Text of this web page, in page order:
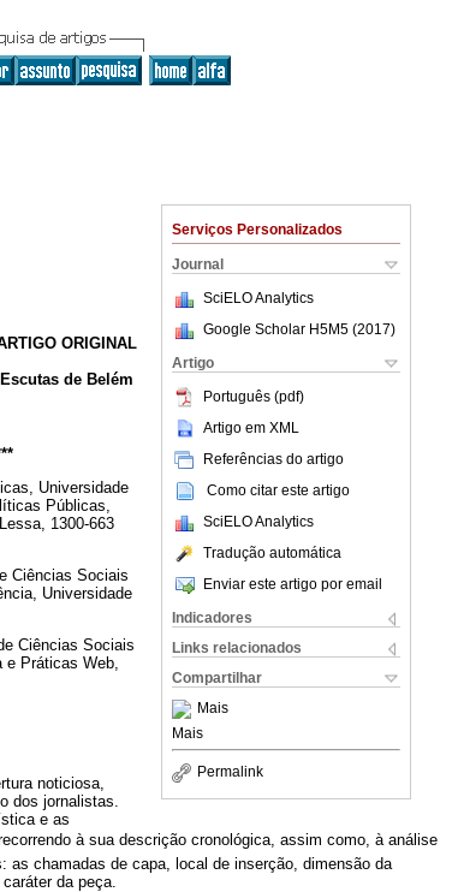
Serviços Personalizados
Journal
SciELO Analytics
Google Scholar H5M5 (2017)
Artigo
Português (pdf)
Artigo em XML
Referências do artigo
Como citar este artigo
SciELO Analytics
Tradução automática
Enviar este artigo por email
Indicadores
Links relacionados
Compartilhar
Mais
Mais
Permalink
ORIGINAL
de Belém
Universidade
Públicas,
1300-663
Ciências Sociais
Universidade
Ciências Sociais
e Práticas Web,
noticiosa,
dos jornalistas.
e as
à sua descrição cronológica, assim como, à análise
chamadas de capa, local de inserção, dimensão da
da peça.